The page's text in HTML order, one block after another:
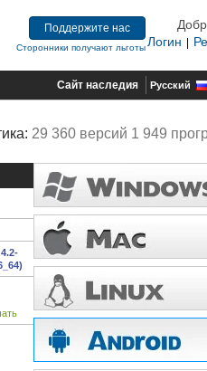
Поддержите нас
Сторонники получают льготыЛогин
Сайт наследия Русский
29 360 версий 1 949